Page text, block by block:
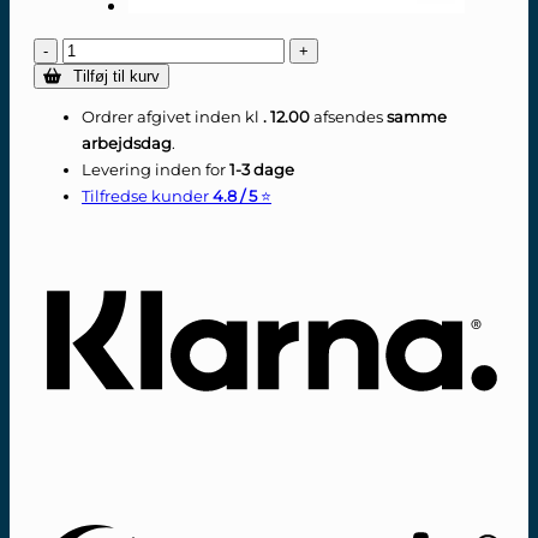
AMVR
-
In-
Ear-
hovedtelefoner
-
Meta
Quest
Tilføj til kurv
Ordrer afgivet inden kl . 12.00 afsendes samme
arbejdsdag.
Levering inden for 1-3 dage
Tilfredse kunder 4.8 / 5⭐